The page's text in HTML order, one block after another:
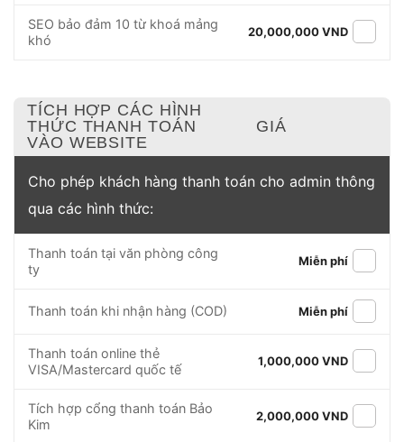
SEO bảo đảm 10 từ khoá mảng
khó
20,000,000 VND
TÍCH HỢP CÁC HÌNH
THỨC THANH TOÁN
VÀO WEBSITE
GIÁ
Cho phép khách hàng thanh toán cho admin thông
qua các hình thức:
Thanh toán tại văn phòng công
ty
Miễn phí
Thanh toán khi nhận hàng (COD) Miễn phí
Thanh toán online thẻ
VISA/Mastercard quốc tế
1,000,000 VND
Tích hợp cổng thanh toán Bảo
Kim
2,000,000 VND